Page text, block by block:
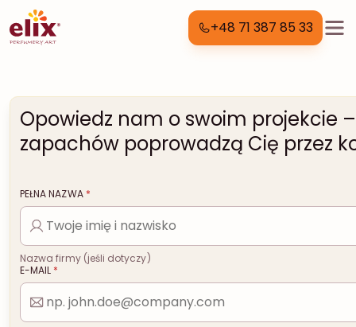
+48 71 387 85 33
Opowiedz nam o swoim projekcie
zapachów poprowadzą Cię przez
PEŁNA NAZWA *
Nazwa firmy (jeśli dotyczy)
E-MAIL *